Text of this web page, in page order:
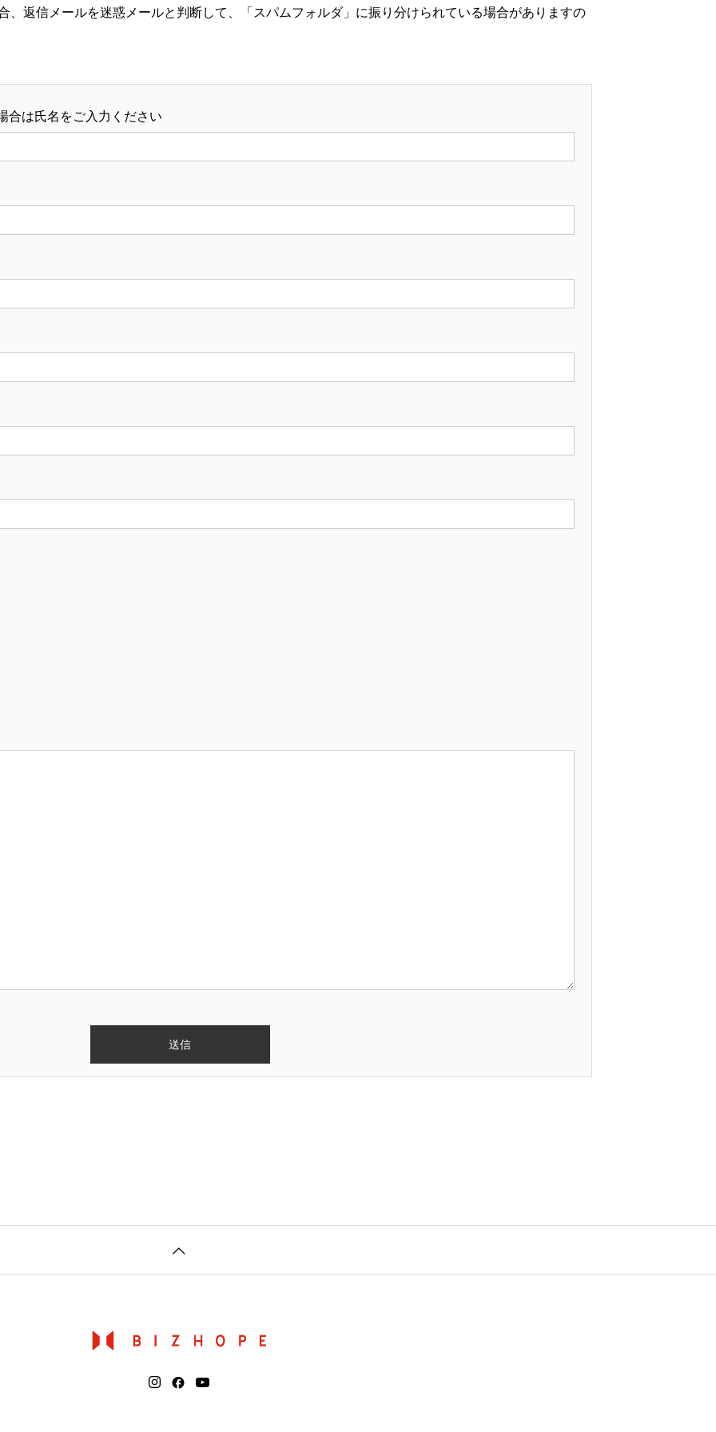
、返信メールを迷惑メールと判断して、「スパムフォルダ」に振り分けられている場合がありますの
合は氏名をご入力ください